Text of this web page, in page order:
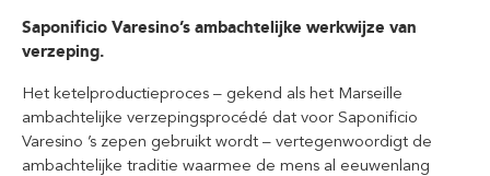
Saponificio Varesino’s ambachtelijke werkwijze van
verzeping.
Het ketelproductieproces – gekend als het Marseille
ambachtelijke verzepingsprocédé dat voor Saponificio
Varesino ’s zepen gebruikt wordt – vertegenwoordigt de
ambachtelijke traditie waarmee de mens al eeuwenlang